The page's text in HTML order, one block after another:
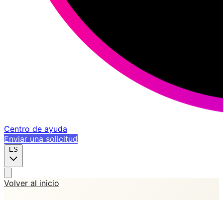
Centro de ayuda
Enviar una solicitud
ES
Volver al inicio